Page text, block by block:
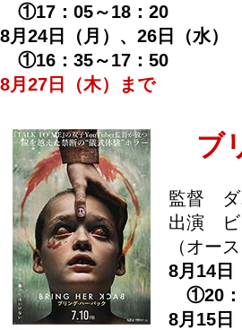
①17：05～18：20
8月24日（月）、26日（水）
①16：35～17：50
8月27日（木）まで
ブ
監督 ダ
出演 ビ
（オー
8月14日
①20：
8月15日